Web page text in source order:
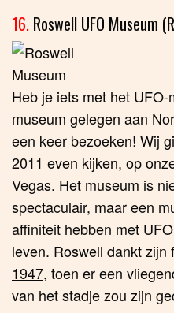
16. Roswell UFO Museum
Heb je iets met het
museum gelegen aan
een keer bezoeken! Wij
2011 even kijken, op
Vegas. Het museum is
spectaculair, maar een
affiniteit hebben met
leven. Roswell dankt zijn
1947, toen er een
van het stadje zou zijn